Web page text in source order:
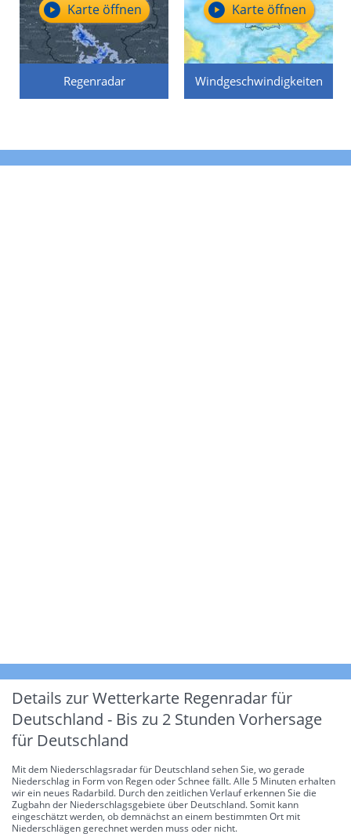
Regenradar
Karte öffnen
Windgeschwindigkeiten
Karte öffnen
Details zur Wetterkarte Regenradar für
Deutschland - Bis zu 2 Stunden Vorhersage
für Deutschland
Mit dem Niederschlagsradar für Deutschland sehen Sie, wo gerade
Niederschlag in Form von Regen oder Schnee fällt. Alle 5 Minuten erhalten
wir ein neues Radarbild. Durch den zeitlichen Verlauf erkennen Sie die
Zugbahn der Niederschlagsgebiete über Deutschland. Somit kann
eingeschätzt werden, ob demnächst an einem bestimmten Ort mit
Niederschlägen gerechnet werden muss oder nicht.